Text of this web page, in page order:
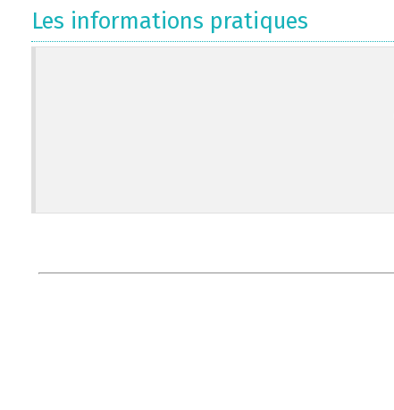
Les informations pratiques